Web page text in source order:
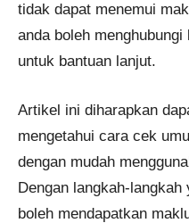
tidak dapat menemui
anda boleh
untuk bantuan lanjut.
Artikel ini diharapkan
mengetahui cara cek
dengan mudah
Dengan langkah-
boleh mendapatkan